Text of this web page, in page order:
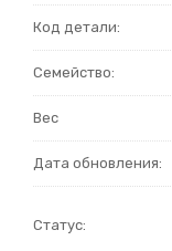
Код детали:
Семейство:
Вес
Дата обновления:
Статус: